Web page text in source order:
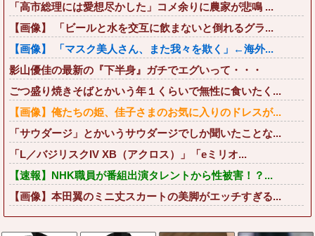
「高市総理には愛想尽かした」コメ余りに農家が悲鳴 ...
【画像】 「ビールと水を交互に飲まないと倒れるグラ...
【画像】 「マスク美人さん、また我々を欺く」←海外...
影山優佳の最新の『下半身』ガチでエグいって・・・
ごつ盛り焼きそばとかいう年１くらいで無性に食いたく...
【画像】俺たちの姫、佳子さまのお気に入りのドレスが...
「サウダージ」とかいうサウダージでしか聞いたことな...
「L／バジリスクIV XB（アクロス）」「eミリオ...
【速報】NHK職員が番組出演タレントから性被害！？...
【画像】本田翼のミニ丈スカートの美脚がエッチすぎる...